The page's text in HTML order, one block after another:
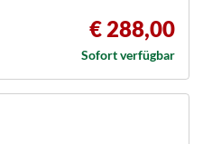
€ 288,00
Sofort verfügbar